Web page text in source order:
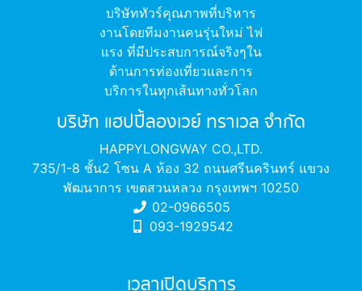
บริษัททัวร์คุณภาพที่บริหาร
งานโดยทีมงานคนรุ่นใหม่ ไฟ
แรง ที่มีประสบการณ์จริงๆใน
ด้านการท่องเที่ยวและการ
บริการในทุกเส้นทางทั่วโลก
บริษัท แฮปปี้ลองเวย์ ทราเวล จำกัด
HAPPYLONGWAY CO.,LTD.
735/1-8 ชั้น2 โซน A ห้อง 32 ถนนศรีนครินทร์ แขวง
พัฒนาการ เขตสวนหลวง กรุงเทพฯ 10250
02-0966505
093-1929542
เวลาเปิดบริการ